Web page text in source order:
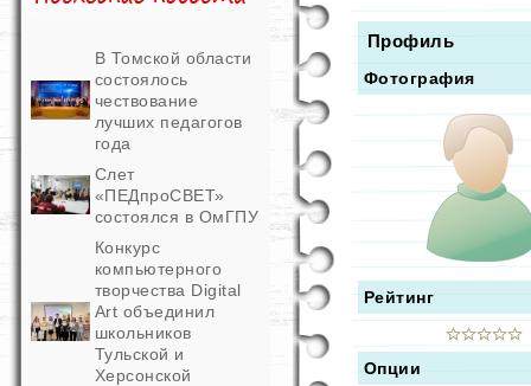
В Томской области
состоялось
чествование
лучших педагогов
года
Слет
«ПЕДпроСВЕТ»
состоялся в ОмГПУ
Конкурс
компьютерного
творчества Digital
Art объединил
школьников
Тульской и
Херсонской
Профиль
Фотография
Рейтинг
Опции